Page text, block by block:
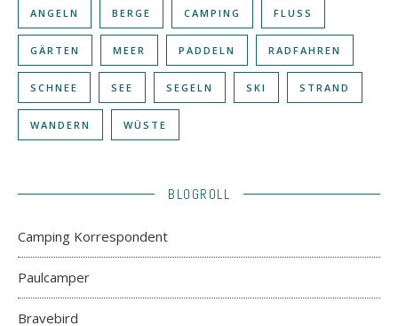
ANGELN BERGE CAMPING FLUSS
GÄRTEN MEER PADDELN RADFAHREN
SCHNEE SEE SEGELN SKI STRAND
WANDERN WÜSTE
BLOGROLL
Camping Korrespondent
Paulcamper
Bravebird